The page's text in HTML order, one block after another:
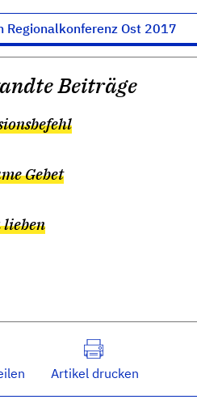
Regionalkonferenz Ost 2017
Beiträge
Gebet
Artikel drucken